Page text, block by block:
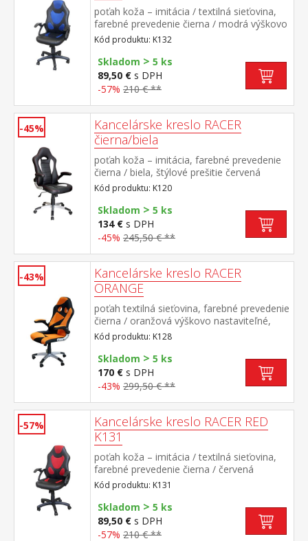
poťah koža – imitácia / textilná sieťovina,
farebné prevedenie čierna / modrá výškovo
nastaviteľné, hojdací mechanizmus, výška
sedu 43-52 cm
Kód produktu: K132
Skladom > 5 ks
89,50 € s DPH
-57% 210 € **
-45%
Kancelárske kreslo RACER
čierna/biela
poťah koža – imitácia, farebné prevedenie
čierna / biela, štýlové prešitie červená
výškovo nastaviteľné, nastaviteľné
podrúčky, hojdací mechanizmus, kríž v
striebornej farbe výška sedu 44-54 cm
Kód produktu: K120
Skladom > 5 ks
134 € s DPH
-45% 245,50 € **
-43%
Kancelárske kreslo RACER
ORANGE
poťah textilná sieťovina, farebné prevedenie
čierna / oranžová výškovo nastaviteľné,
nastaviteľné podrúčky, hojdací
mechanizmus, kríž v striebornej farbe výška
sedu 43-53 cm, šírka sedu 52 cm
Kód produktu: K128
Skladom > 5 ks
170 € s DPH
-43% 299,50 € **
-57%
Kancelárske kreslo RACER RED
K131
poťah koža – imitácia / textilná sieťovina,
farebné prevedenie čierna / červená
výškovo nastaviteľné, hojdací
mechanizmus, výška sedu 43-52 cm
Kód produktu: K131
Skladom > 5 ks
89,50 € s DPH
-57% 210 € **